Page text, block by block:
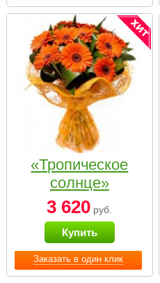
Заказать в один клик
«Тропическое
солнце»
3 620 руб.
Купить